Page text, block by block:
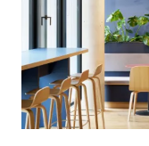
Projects
By client
By project